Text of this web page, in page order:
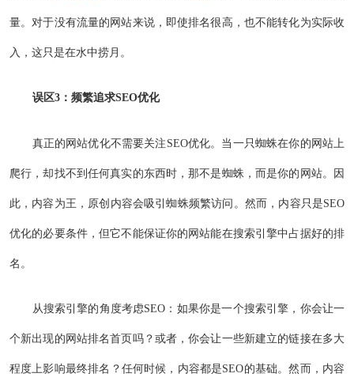
量。对于没有流量的网站来说，即使排名很高，也不能转化为实际收
入，这只是在水中捞月。
误区3：频繁追求SEO优化
真正的网站优化不需要关注SEO优化。当一只蜘蛛在你的网站上
爬行，却找不到任何真实的东西时，那不是蜘蛛，而是你的网站。因
此，内容为王，原创内容会吸引蜘蛛频繁访问。然而，内容只是SEO
优化的必要条件，但它不能保证你的网站能在搜索引擎中占据好的排
名。
从搜索引擎的角度考虑SEO：如果你是一个搜索引擎，你会让一
个新出现的网站排名首页吗？或者，你会让一些新建立的链接在多大
程度上影响最终排名？任何时候，内容都是SEO的基础。然而，内容